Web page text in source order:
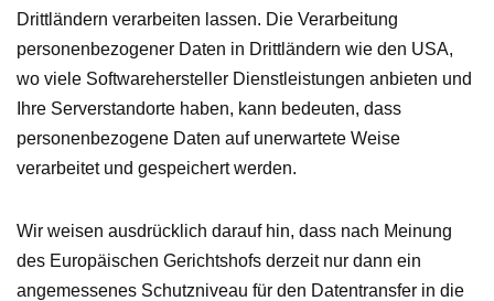
Drittländern verarbeiten lassen. Die Verarbeitung
personenbezogener Daten in Drittländern wie den USA,
wo viele Softwarehersteller Dienstleistungen anbieten und
Ihre Serverstandorte haben, kann bedeuten, dass
personenbezogene Daten auf unerwartete Weise
verarbeitet und gespeichert werden.
Wir weisen ausdrücklich darauf hin, dass nach Meinung
des Europäischen Gerichtshofs derzeit nur dann ein
angemessenes Schutzniveau für den Datentransfer in die